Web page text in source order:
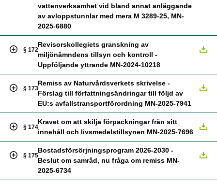
vattenverksamhet vid bland annat anläggande
av avloppstunnlar med mera M 3289-25, MN-
2025-6880
§ 172
Revisorskollegiets granskning av
miljönämndens tillsyn och kontroll -
Uppföljande yttrande MN-2024-10218
§ 173
Remiss av Naturvårdsverkets skrivelse -
Förslag till författningsändringar till följd av
EU:s avfallstransportförordning MN-2025-7941
§ 174
Kravet om att skilja förpackningar från sitt
innehåll och livsmedelstillsynen MN-2025-7696
§ 175
Bostadsförsörjningsprogram 2026-2030 -
Beslut om samråd, nu fråga om remiss MN-
2025-6734